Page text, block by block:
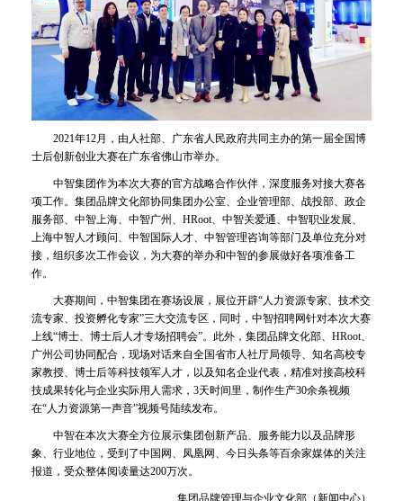
2021年12月，由人社部、广东省人民政府共同主办的第一届全国博
士后创新创业大赛在广东省佛山市举办。
中智集团作为本次大赛的官方战略合作伙伴，深度服务对接大赛各
项工作。集团品牌文化部协同集团办公室、企业管理部、战投部、政企
服务部、中智上海、中智广州、HRoot、中智关爱通、中智职业发展、
上海中智人才顾问、中智国际人才、中智管理咨询等部门及单位充分对
接，组织多次工作会议，为大赛的举办和中智的参展做好各项准备工
作。
大赛期间，中智集团在赛场设展，展位开辟“人力资源专家、技术交
流专家、投资孵化专家”三大交流专区，同时，中智招聘网针对本次大赛
上线“博士、博士后人才专场招聘会”。此外，集团品牌文化部、HRoot、
广州公司协同配合，现场对话来自全国省市人社厅局领导、知名高校专
家教授、博士后等科技领军人才，以及知名企业代表，精准对接高校科
技成果转化与企业实际用人需求，3天时间里，制作生产30余条视频
在“人力资源第一声音”视频号陆续发布。
中智在本次大赛全方位展示集团创新产品、服务能力以及品牌形
象、行业地位，受到了中国网、凤凰网、今日头条等百余家媒体的关注
报道，受众整体阅读量达200万次。
集团品牌管理与企业文化部（新闻中心）